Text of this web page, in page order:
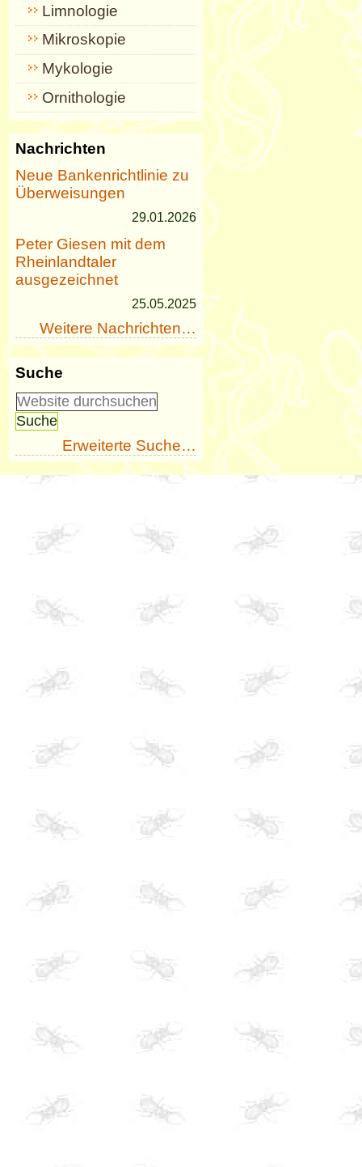
Limnologie
Mikroskopie
Mykologie
Ornithologie
Nachrichten
Neue Bankenrichtlinie zu
Überweisungen
29.01.2026
Peter Giesen mit dem
Rheinlandtaler
ausgezeichnet
25.05.2025
Weitere Nachrichten…
Suche
Erweiterte Suche…